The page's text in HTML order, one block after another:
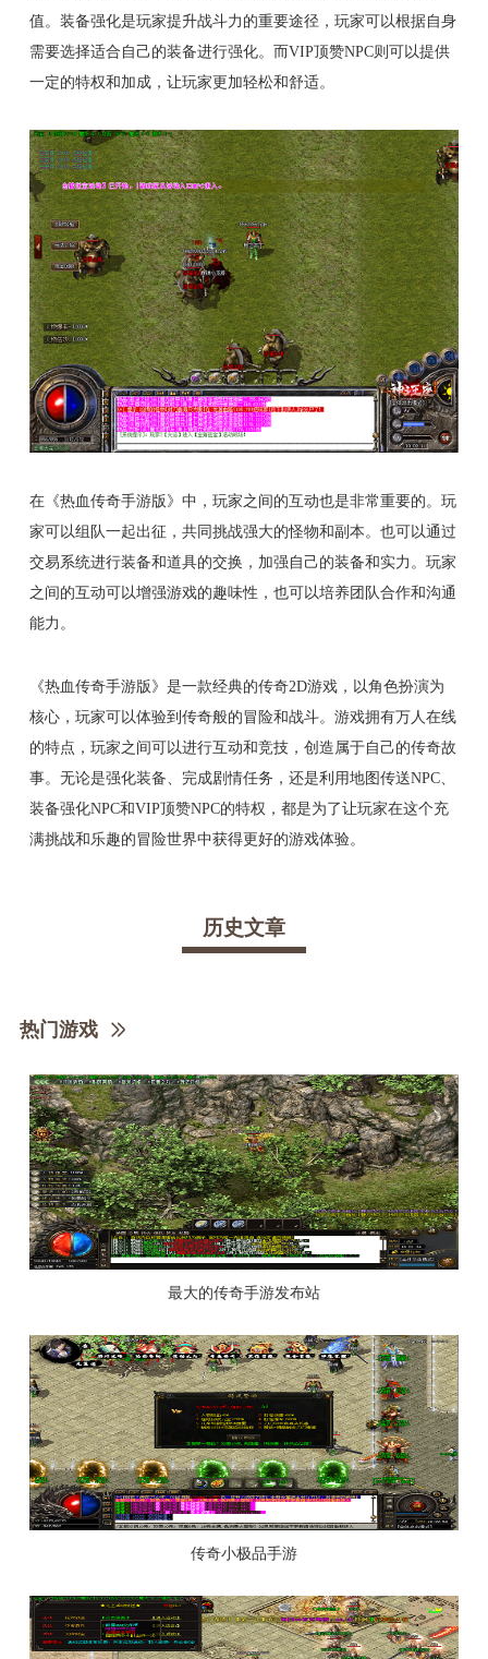
值。装备强化是玩家提升战斗力的重要途径，玩家可以根据自身
需要选择适合自己的装备进行强化。而VIP顶赞NPC则可以提供
一定的特权和加成，让玩家更加轻松和舒适。
在《热血传奇手游版》中，玩家之间的互动也是非常重要的。玩
家可以组队一起出征，共同挑战强大的怪物和副本。也可以通过
交易系统进行装备和道具的交换，加强自己的装备和实力。玩家
之间的互动可以增强游戏的趣味性，也可以培养团队合作和沟通
能力。
《热血传奇手游版》是一款经典的传奇2D游戏，以角色扮演为
核心，玩家可以体验到传奇般的冒险和战斗。游戏拥有万人在线
的特点，玩家之间可以进行互动和竞技，创造属于自己的传奇故
事。无论是强化装备、完成剧情任务，还是利用地图传送NPC、
装备强化NPC和VIP顶赞NPC的特权，都是为了让玩家在这个充
满挑战和乐趣的冒险世界中获得更好的游戏体验。
历史文章
热门游戏
最大的传奇手游发布站
传奇小极品手游